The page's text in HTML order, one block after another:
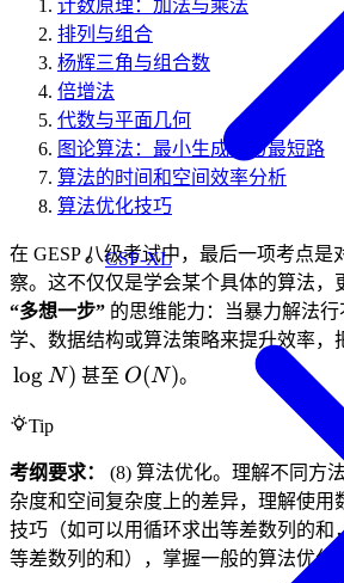
CSP-XL
计数原理：加法与乘法
排列与组合
杨辉三角与组合数
倍增法
代数与平面几何
图论算法：最小生成树与最短路
算法的时间和空间效率分析
算法优化技巧
在 GESP 八级考试中，最后一项考点是
察。这不仅仅是学会某个具体的算法，
“多想一步” 的思维能力：当暴力解法
学、数据结构或算法策略来提升效率，
log N) 甚至 O(N)
O(N)。
Tip
考纲要求：
(8) 算法优化。理解不同方
杂度和空间复杂度上的差异，理解使用
技巧（如可以用循环求出等差数列的和
等差数列的和），掌握一般的算法优化